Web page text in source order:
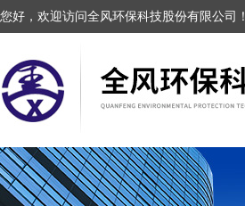
您好，欢迎访问全风环保科技股份有限公司！